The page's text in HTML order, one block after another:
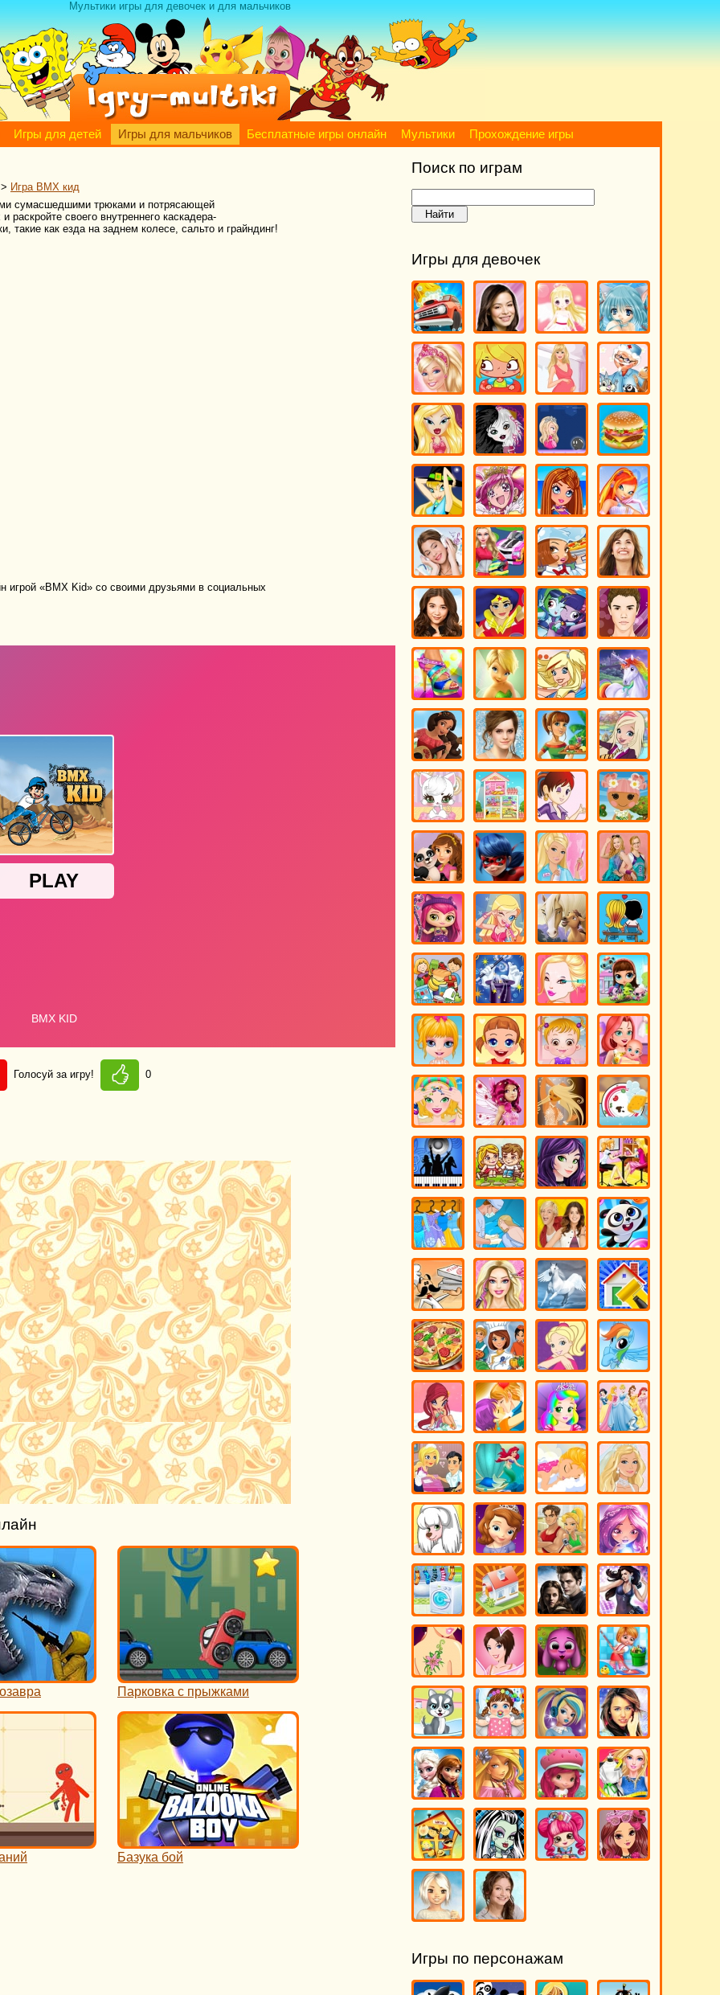
Мультики игры для девочек и для мальчиков
Игры для детей Игры для мальчиков Бесплатные игры онлайн Мультики Прохождение игры
> Игра BMX кид
сумасшедшими трюками и потрясающей
раскройте своего внутреннего каскадера-
как езда на заднем колесе, сальто и грайндинг!
игрой «BMX Kid» со своими друзьями в социальных
Голосуй за игру! 0
Парковка с прыжками
Базука бой
Поиск по играм
Игры для девочек
Игры по персонажам